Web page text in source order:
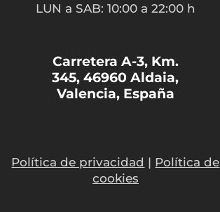
LUN a SAB: 10:00 a 22:00 h
Carretera A-3, Km.
345, 46960 Aldaia,
Valencia, España
Política de privacidad | Política de
cookies